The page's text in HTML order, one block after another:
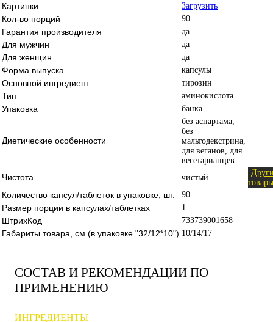
Картинки Загрузить
Кол-во порций 90
Гарантия производителя да
Для мужчин да
Для женщин да
Форма выпуска капсулы
Основной ингредиент тирозин
Тип аминокислота
Упаковка банка
Диетические особенности
без аспартама,
без
мальтодекстрина,
для веганов, для
вегетарианцев
Чистота чистый
товары
Количество капсул/таблеток в упаковке, шт. 90
Размер порции в капсулах/таблетках 1
ШтрихКод 733739001658
Габариты товара, см (в упаковке "32/12*10") 10/14/17
СОСТАВ И РЕКОМЕНДАЦИИ ПО
ПРИМЕНЕНИЮ
ИНГРЕДИЕНТЫ